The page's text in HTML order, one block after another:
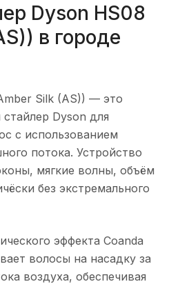
Dyson HS08
в городе
Silk (AS)) — это
Dyson для
с использованием
потока. Устройство
мягкие волны, объём
без экстремального
эффекта Coanda
волосы на насадку за
воздуха, обеспечивая